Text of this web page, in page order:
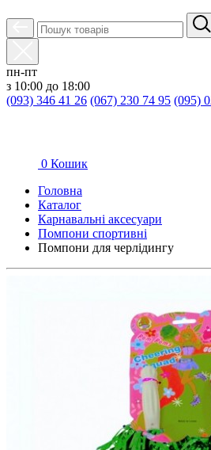
пн-пт
з 10:00 до 18:00
(093) 346 41 26 (067) 230 74 95 (095)
0 Кошик
Головна
Каталог
Карнавальні аксесуари
Помпони спортивні
Помпони для черлідингу